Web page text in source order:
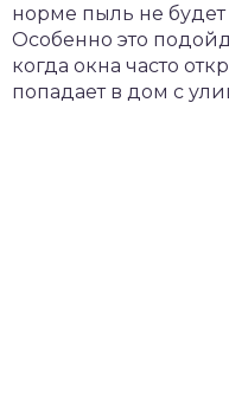
норме пыль не будет
Особенно это
когда окна часто
попадает в дом с